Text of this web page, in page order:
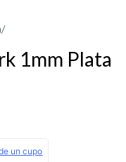
/
1mm Plata